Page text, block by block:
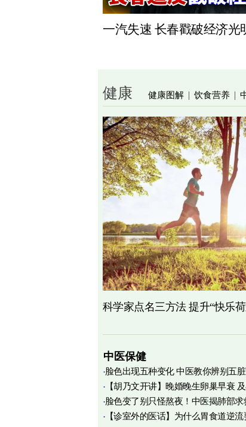
一汽失速 长春戳破经济光
健康 健康图解 | 饮食营养 |
科学家点名三方法 提升“快乐
中医保健
脸色出现五种变化 中医教你辨别五
【胡乃文开讲】晚婚晚生卵巢早衰
育
脸色变了别只怪熬夜！中医揭肺部求
【诊室外的医话】为什么胃食道逆流